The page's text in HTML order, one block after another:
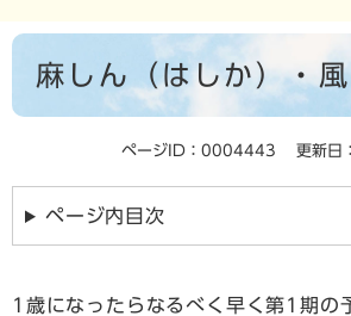
本
麻しん（はしか）・
ページID：0004443 更新日
ページ内目次
1歳になったらなるべく早く第1期の